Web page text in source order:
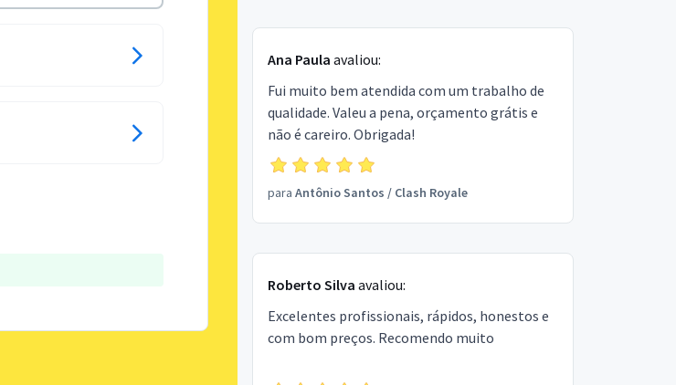
Ana Paula avaliou:
Fui muito bem atendida com um trabalho de
qualidade. Valeu a pena, orçamento grátis e
não é careiro. Obrigada!
para Antônio Santos / Clash Royale
Roberto Silva avaliou:
Excelentes profissionais, rápidos, honestos e
com bom preços. Recomendo muito